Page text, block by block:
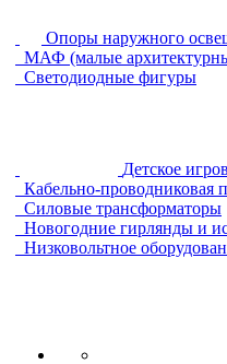
Опоры наружного
МАФ (малые
Светодиодные фигуры
Детское
Кабельно-проводниковая
Силовые трансформаторы
Новогодние гирлянды и
Низковольтное